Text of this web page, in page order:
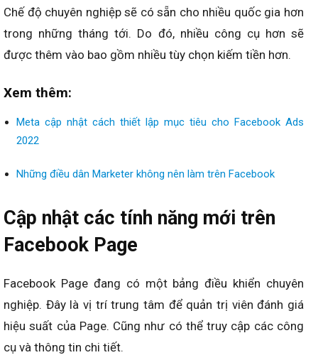
Chế độ chuyên nghiệp sẽ có sẵn cho nhiều quốc gia hơn
trong những tháng tới. Do đó, nhiều công cụ hơn sẽ
được thêm vào bao gồm nhiều tùy chọn kiếm tiền hơn.
Xem thêm:
Meta cập nhật cách thiết lập mục tiêu cho Facebook Ads
2022
Những điều dân Marketer không nên làm trên Facebook
Cập nhật các tính năng mới trên
Facebook Page
Facebook Page đang có một bảng điều khiển chuyên
nghiệp. Đây là vị trí trung tâm để quản trị viên đánh giá
hiệu suất của Page. Cũng như có thể truy cập các công
cụ và thông tin chi tiết.